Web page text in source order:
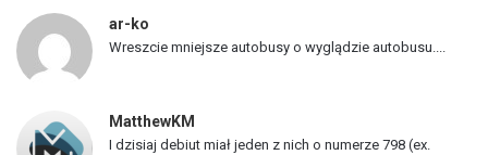
o
j
ar-ko
Wreszcie mniejsze autobusy o wyglądzie autobusu....
MatthewKM
I dzisiaj debiut miał jeden z nich o numerze 798 (ex.